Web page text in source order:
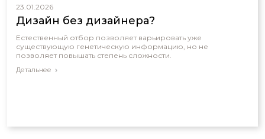
23.01.2026
Дизайн без дизайнера?
Естественный отбор позволяет варьировать уже
существующую генетическую информацию, но не
позволяет повышать степень сложности.
Детальнее